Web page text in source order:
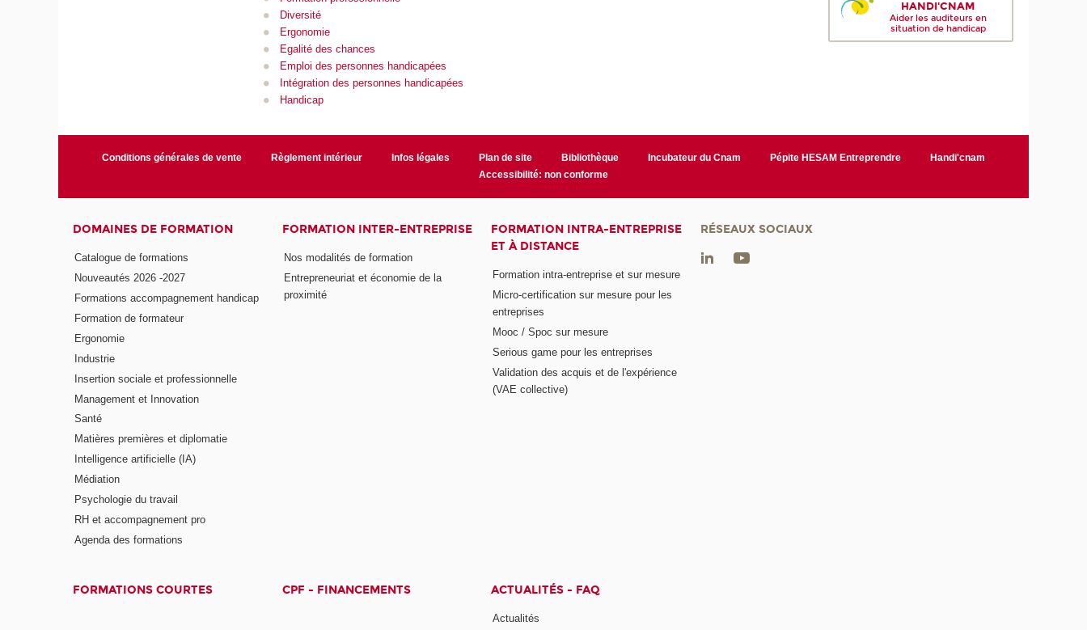
Diversité
Ergonomie
Egalité des chances
Emploi des personnes handicapées
Intégration des personnes handicapées
Handicap
HANDI'CNAM
Aider les auditeurs en
situation de handicap
Conditions générales de vente Règlement intérieur Infos légales Plan de site Bibliothèque Incubateur du Cnam Pépite HESAM Entreprendre
Handi'cnam
Accessibilité: non conforme
DOMAINES DE FORMATION
Catalogue de formations
Nouveautés 2026 -2027
Formations accompagnement handicap
Formation de formateur
Ergonomie
Industrie
Insertion sociale et professionnelle
Management et Innovation
Santé
Matières premières et diplomatie
Intelligence artificielle (IA)
Médiation
Psychologie du travail
RH et accompagnement pro
Agenda des formations
FORMATION INTER-ENTREPRISE
Nos modalités de formation
Entrepreneuriat et économie de la
proximité
FORMATION INTRA-ENTREPRISE
ET À DISTANCE
Formation intra-entreprise et sur mesure
Micro-certification sur mesure pour les
entreprises
Mooc / Spoc sur mesure
Serious game pour les entreprises
Validation des acquis et de l'expérience
(VAE collective)
FORMATIONS COURTES CPF - FINANCEMENTS ACTUALITÉS - FAQ
Actualités
RÉSEAUX SOCIAUX